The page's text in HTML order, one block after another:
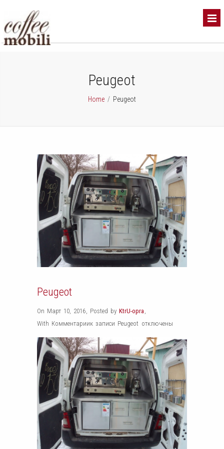
Peugeot
Home / Peugeot
Peugeot
On Март 10, 2016, Posted by KtrU-opra ,
With Комментариик записи Peugeot отключены